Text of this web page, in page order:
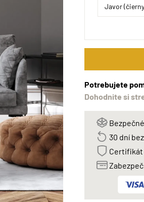
Potrebujete
Dohodnite si
30 dní
Certifikát